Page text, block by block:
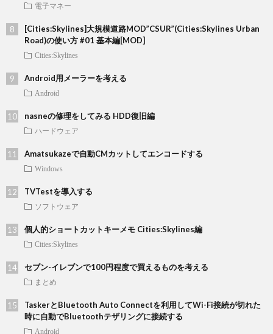
電子マネー
[Cities:Skylines]大規模道路MOD”CSUR”(Cities:Skylines Urban
Road)の使い方 #01 基本編[MOD]
Cities:Skylines
Android用メーラーを考える
Android
nasneの修理をしてみる HDD復旧編
ハードウェア
Amatsukazeで自動CMカットしてエンコードする
Windows
TVTestを導入する
ソフトウェア
個人的ショートカットキーメモ Cities:Skylines編
Cities:Skylines
セブン-イレブンで100円程度で買えるものを考える
まとめ
TaskerとBluetooth Auto Connectを利用してWi-Fi接続が切れた
時に自動でBluetoothテザリングに接続する
Android